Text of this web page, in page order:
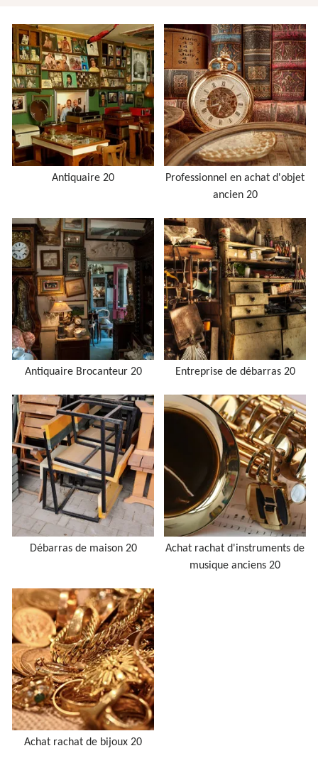
Antiquaire 20
Professionnel en achat d'objet
ancien 20
Antiquaire Brocanteur 20 Entreprise de débarras 20
Débarras de maison 20
Achat rachat d'instruments de
musique anciens 20
Achat rachat de bijoux 20